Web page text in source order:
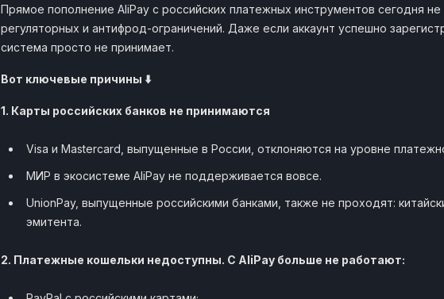
Прямое пополнение AliPay с российских платежных инструментов сегодня не
регуляторных и антифрод-ограничений. Даже если аккаунт успешно
система просто не принимает.
Вот ключевые причины ⬇️
1. Карты российских банков не принимаются
Visa и Mastercard, выпущенные в России, отклоняются на уровне
МИР в экосистеме AliPay не поддерживается вовсе.
UnionPay, выпущенные российскими банками, также не проходят:
эмитента.
2. Платежные кошельки недоступны. С AliPay больше не работают: